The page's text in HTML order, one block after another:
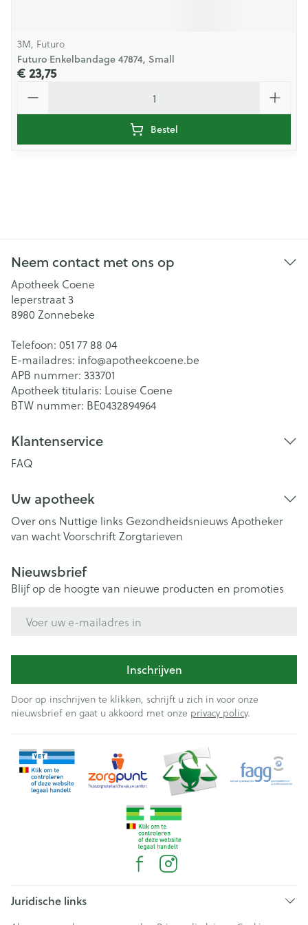
3M, Futuro
Futuro Enkelbandage 47874, Small
€ 23,75
Bestel
Neem contact met ons op
Apotheek Coene
Ieperstraat 3
8980 Zonnebeke
Telefoon: 051 77 88 04
E-mailadres: info@apotheekcoene.be
APB nummer: 333701
Apotheek titularis: Louise Coene
BTW nummer: BE0432894964
Klantenservice
FAQ
Uw apotheek
Over ons Nuttige links Gezondheidsnieuws Apotheker
van wachtVoorschriftZorgtarieven
Nieuwsbrief
Blijf op de hoogte van nieuwe producten en promoties
Inschrijven
Door op inschrijven te klikken, schrijft u zich in voor onze
nieuwsbrief en gaat u akkoord met onze privacy policy.
Juridische links